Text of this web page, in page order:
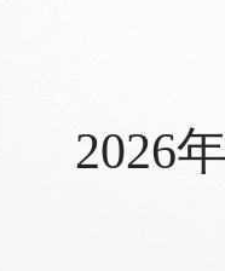
2026